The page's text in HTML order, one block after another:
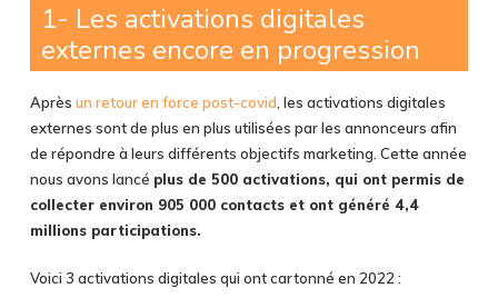
1- Les activations digitales
externes encore en progression
Après un retour en force post-covid , les activations digitales
externes sont de plus en plus utilisées par les annonceurs afin
de répondre à leurs différents objectifs marketing. Cette année
nous avons lancé plus de 500 activations, qui ont permis de
collecter environ 905 000 contacts et ont généré 4,4
millions participations.
Voici 3 activations digitales qui ont cartonné en 2022 :